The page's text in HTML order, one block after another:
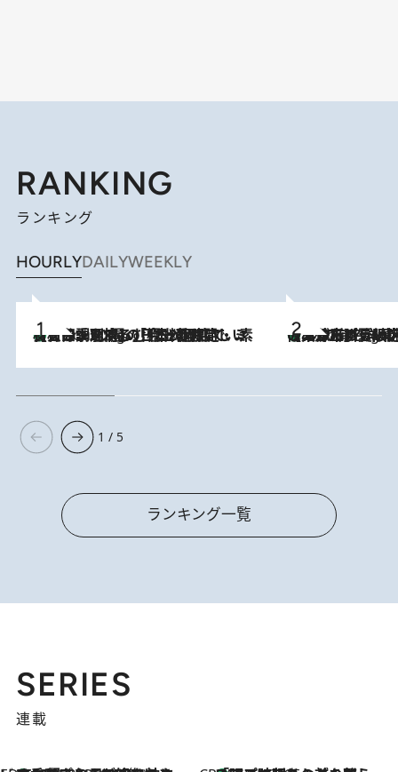
RANKING
ランキング
HOURLYDAILYWEEKLY
2 Hours Ago
【大分・別府】「今一番おいしい食材を調理する」1日2組限定・ミシュラン2ツ星の日本料理店で、素材と四季を愉しむ極上の時間 2 Hours Ago
《みずみずしい桃が丸ごと》東京の“あの有名洋菓子シェフ”の下で修業したパティシエが腕を振るう、珠玉の夏限定パフェを堪能！【大分市】
1 / 5
ランキング一覧
SERIES
連載